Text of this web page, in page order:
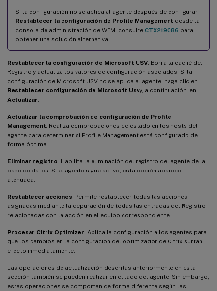
Si la configuración no se aplica al agente después de configurar
Restablecer la configuración de Profile Management desde la
consola de administración de WEM, consulte CTX219086 para
obtener una solución alternativa.
Restablecer la configuración de Microsoft USV . Borra la caché del
Registro y actualiza los valores de configuración asociados. Si la
configuración de Microsoft USV no se aplica al agente, haga clic en
Restablecer configuración de Microsoft Usvy, a continuación, en
Actualizar
Actualizar la comprobación de configuración de Profile
Management . Realiza comprobaciones de estado en los hosts del
agente para determinar si Profile Management está configurado de
forma óptima.
Eliminar registro . Habilita la eliminación del registro del agente de la
base de datos. Si el agente sigue activo, esta opción aparece
atenuada.
Restablecer acciones . Permite restablecer todas las acciones
asignadas mediante la depuración de todas las entradas del Registro
relacionadas con la acción en el equipo correspondiente.
Procesar Citrix Optimizer . Aplica la configuración a los agentes para
que los cambios en la configuración del optimizador de Citrix surtan
efecto inmediatamente.
Las operaciones de actualización descritas anteriormente en esta
sección también se pueden realizar en el lado del agente. Sin embargo,
estas operaciones se comportan de forma diferente según las